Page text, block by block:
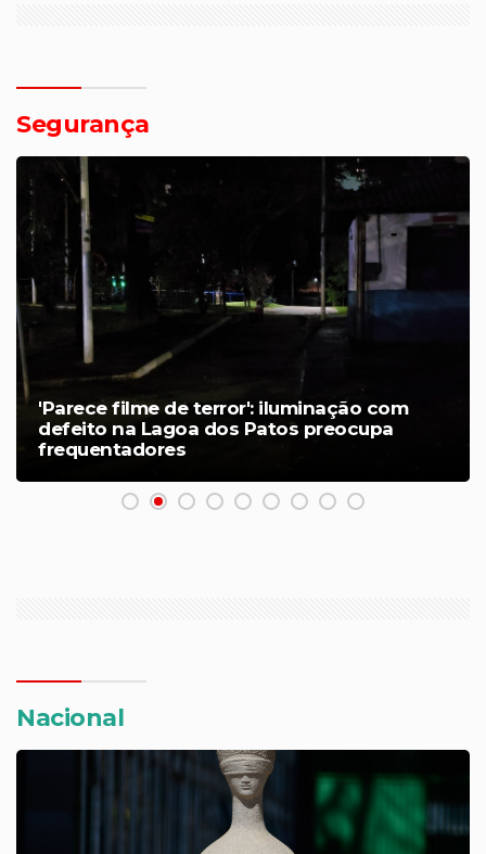
Segurança
'Parece filme de terror': iluminação com
defeito na Lagoa dos Patos preocupa
frequentadores
Nacional